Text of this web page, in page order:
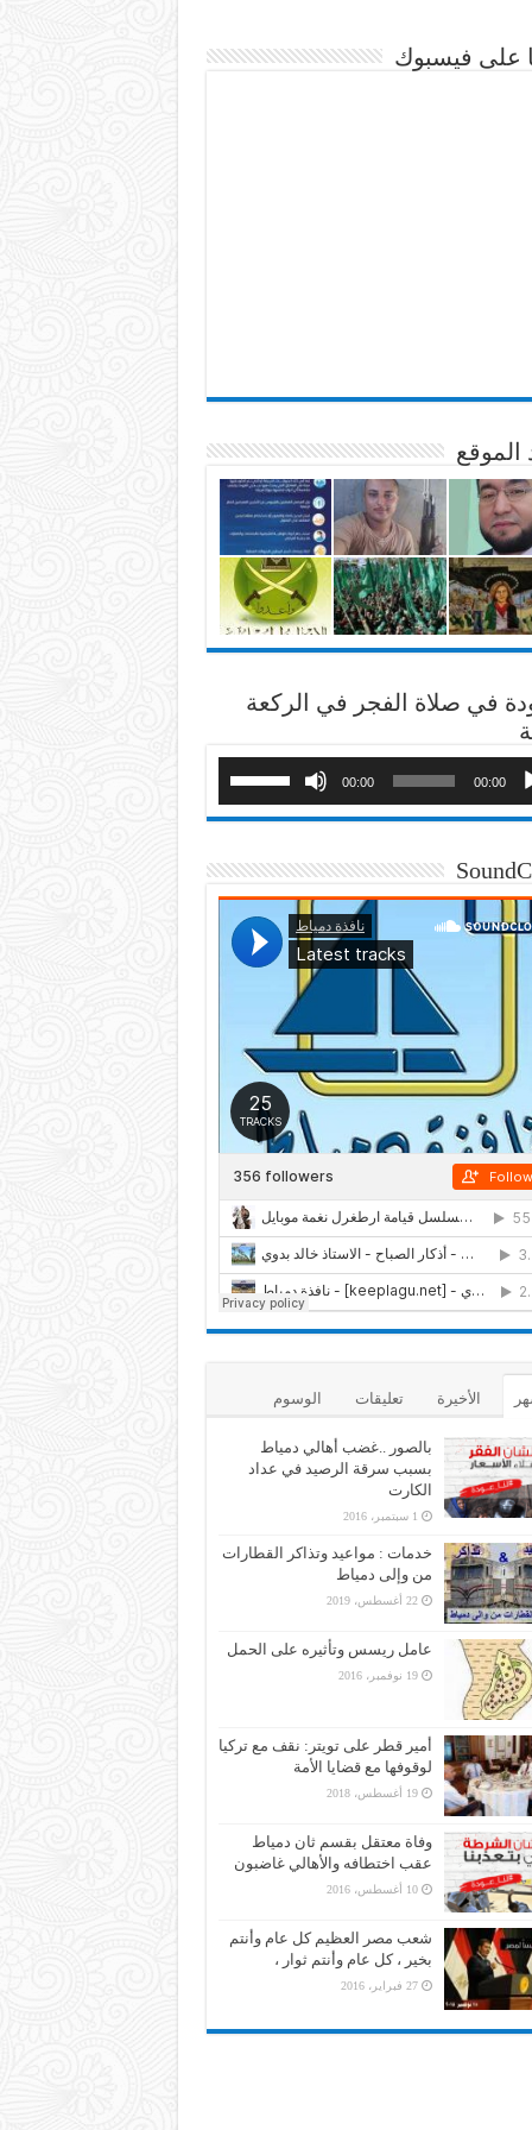
على فيسبوك
الموقع
في صلاة الفجر في الركعة
00:00
00:00
الأخيرة تعليقات الوسوم
بالصور ..غضب أهالي دمياط
بسبب سرقة الرصيد في عداد
الكارت
1 سبتمبر، 2016
خدمات : مواعيد وتذاكر القطارات
من وإلى دمياط
22 أغسطس، 2019
عامل ريسس وتأثيره على الحمل
19 نوفمبر، 2016
أمير قطر على تويتر: نقف مع تركيا
لوقوفها مع قضايا الأمة
19 أغسطس، 2018
وفاة معتقل بقسم ثان دمياط
عقب اختطافه والأهالي غاضبون
10 أغسطس، 2016
شعب مصر العظيم كل عام وأنتم
بخير ، كل عام وأنتم ثوار ،
27 فبراير، 2016